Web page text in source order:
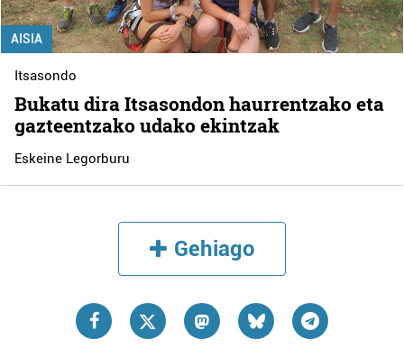
AISIA
Itsasondo
Bukatu dira Itsasondon haurrentzako eta
gazteentzako udako ekintzak
Eskeine Legorburu
Gehiago